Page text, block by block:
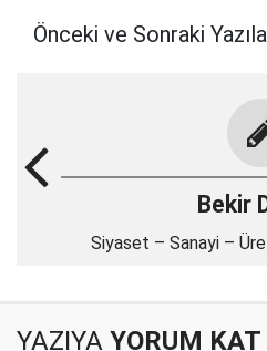
Önceki ve Sonraki
Bekir
Siyaset – Sanayi –
YAZIYA YORUM KAT